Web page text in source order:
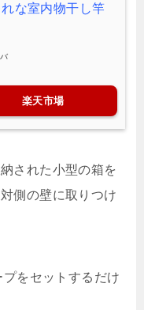
な室内物干し竿
楽天市場
された小型の箱を
側の壁に取りつけ
をセットするだけ